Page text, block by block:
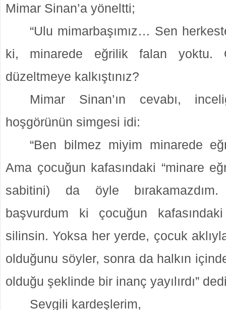
Mimar Sinan’a yöneltti;
“Ulu mimarbaşımız… Sen
ki, minarede eğrilik falan yoktu.
düzeltmeye kalkıştınız?
Mimar Sinan’ın cevabı,
hoşgörünün simgesi idi:
“Ben bilmez miyim minarede
Ama çocuğun kafasındaki “minare
sabitini) da öyle
başvurdum ki çocuğun
silinsin. Yoksa her yerde, çocuk
olduğunu söyler, sonra da halkın
olduğu şeklinde bir inanç yayılırdı”
Sevgili kardeşlerim,